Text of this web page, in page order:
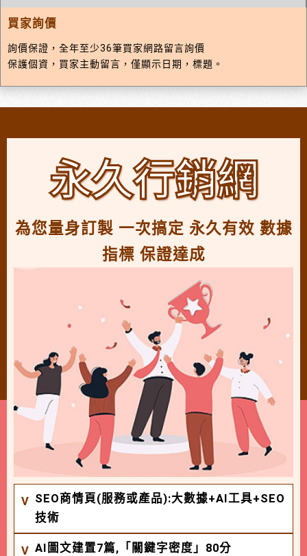
買家詢價
詢價保證，全年至少36筆買家網路留言詢價
保護個資，買家主動留言，僅顯示日期，標題。
永久行銷網
為您量身訂製 一次搞定 永久有效 數據
指標 保證達成
SEO商情頁(服務或產品):大數據+AI工具+SEO
技術
AI圖文建置7篇,「關鍵字密度」80分